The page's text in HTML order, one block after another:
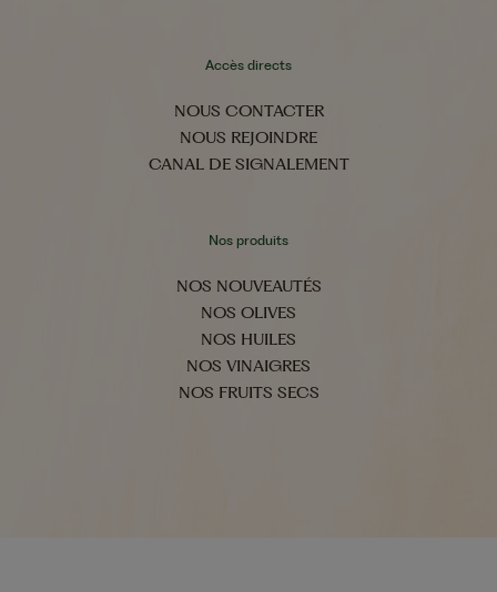
Accès directs
NOUS CONTACTER
NOUS REJOINDRE
CANAL DE SIGNALEMENT
Nos produits
NOS NOUVEAUTÉS
NOS OLIVES
NOS HUILES
NOS VINAIGRES
NOS FRUITS SECS